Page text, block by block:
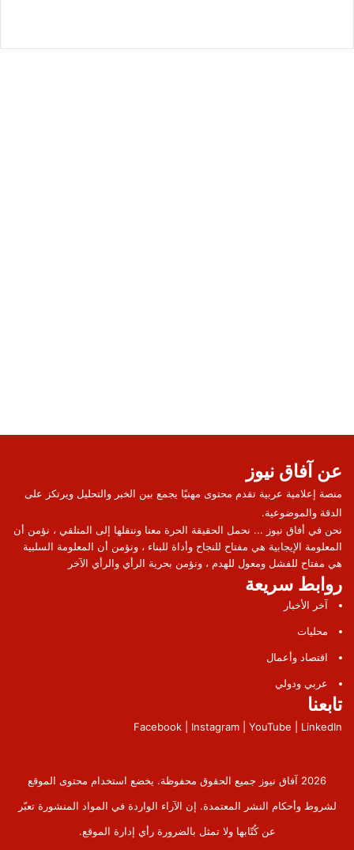
عن آفاق نيوز
منصة إعلامية عربية تقدم محتوى مهنيًا يجمع بين الخبر والتحليل ويرتكز على
الدقة والموضوعية.
نحن في أفاق نيوز ... نحمل الحقيقة الحرة معنا وننقلها إلى المتلقي ، نؤمن أن
المعلومة الإيجابية هي مفتاح للنجاح وأداة للبناء ، ونؤمن أن المعلومة السلبية
هي مفتاح للفشل ومعول للهدم ، ونؤمن بحرية الرأي والرأي الآخر
روابط سريعة
آخر الأخبار
محليات
اقتصاد وأعمال
عربي ودولي
تابعنا
Facebook | Instagram | YouTube | LinkedIn
2026 آفاق نيوز جميع الحقوق محفوظة. يخضع استخدام محتوى الموقع
لشروط وأحكام النشر المعتمدة. إن الآراء الواردة في المواد المنشورة تعبّر
عن كُتّابها ولا تمثل بالضرورة رأي إدارة الموقع.